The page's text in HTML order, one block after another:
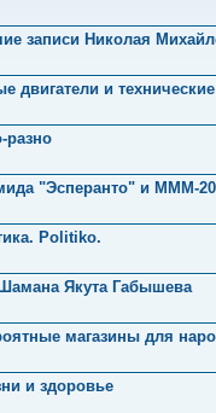
записи Николая
двигатели и
разно
"Эсперанто" и MMM-
Politiko.
Якута Габышева
магазины для
и здоровье